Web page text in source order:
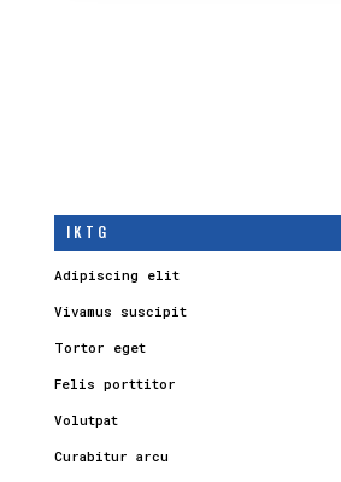
I K T G
Adipiscing elit
Vivamus suscipit
Tortor eget
Felis porttitor
Volutpat
Curabitur arcu